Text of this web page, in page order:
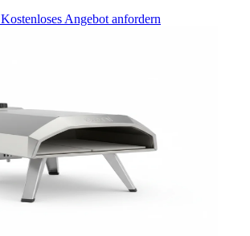
Kostenloses Angebot anfordern